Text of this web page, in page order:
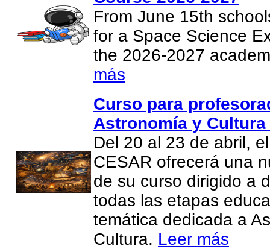
From June 15th
for a Space Science
the 2026-2027
más
Curso para
Astronomía y Cultura
Del 20 al 23 de abril,
CESAR ofrecerá una
de su curso dirigido a
todas las etapas
temática dedicada a
Cultura. Leer más